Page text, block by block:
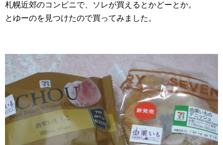
札幌近郊のコンビニで、ソレが買えるとかどーとか。
とゆーのを見つけたので買ってみました。